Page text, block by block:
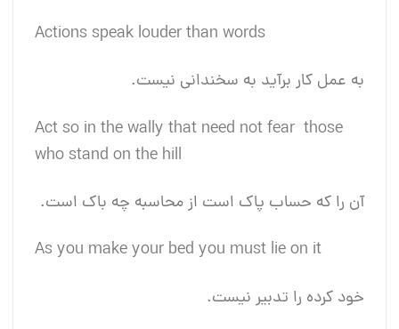
Actions speak louder than words
به عمل کار برآید به سخندانی نیست.
Act so in the wally that need not fear those
who stand on the hill
آن را که حساب پاک است از محاسبه چه باک است.
As you make your bed you must lie on it
خود کرده را تدبیر نیست.